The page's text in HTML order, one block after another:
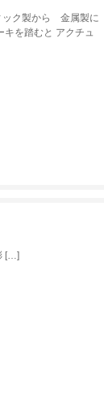
ック製から 金属製に
を踏むと アクチュ
[…]